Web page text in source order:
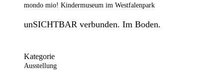
mondo mio! Kindermuseum im Westfalenpark
unSICHTBAR verbunden. Im Boden.
Kategorie
Ausstellung